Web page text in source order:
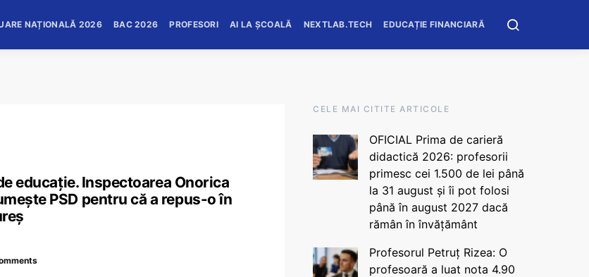
NAȚIONALĂ 2026 BAC 2026 PROFESORI AI LA ȘCOALĂ NEXTLAB.TECH EDUCAȚIE FINANCIARĂ
educație. Inspectoarea Onorica
PSD pentru că a repus-o în
CELE MAI CITITE ARTICOLE
OFICIAL Prima de carieră
didactică 2026: profesorii
primesc cei 1.500 de lei până
la 31 august și îi pot folosi
până în august 2027 dacă
rămân în învățământ
Profesorul Petruț Rizea: O
profesoară a luat nota 4.90